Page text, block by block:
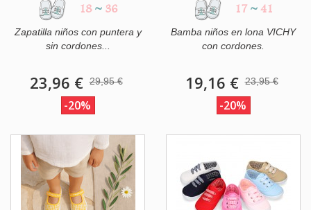
18 ~ 36
Zapatilla niños con puntera y
sin cordones...
23,96 € 29,95 €
-20%
17 ~ 41
Bamba niños en lona VICHY
con cordones.
19,16 € 23,95 €
-20%